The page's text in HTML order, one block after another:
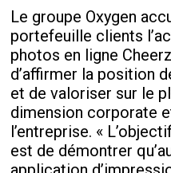
Le groupe Oxygen
portefeuille clients
photos en ligne
d’affirmer la position
et de valoriser sur le
dimension corporate
l’entreprise. «
est de démontrer